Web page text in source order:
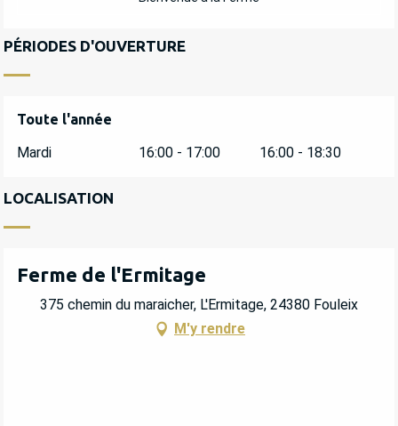
PÉRIODES D'OUVERTURE
Toute l'année
Toute l'année
Mardi 16:00 - 17:00 16:00 - 18:30
LOCALISATION
Ferme de l'Ermitage
375 chemin du maraicher, L'Ermitage, 24380 Fouleix
M'y rendre